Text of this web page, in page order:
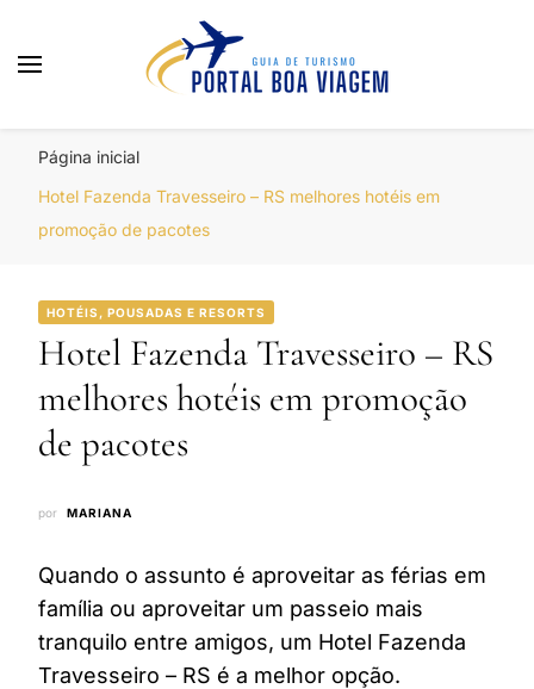
Página inicial
Hotel Fazenda Travesseiro – RS melhores hotéis em
promoção de pacotes
HOTÉIS, POUSADAS E RESORTS
Hotel Fazenda Travesseiro – RS
melhores hotéis em promoção
de pacotes
por MARIANA
Quando o assunto é aproveitar as férias em
família ou aproveitar um passeio mais
tranquilo entre amigos, um Hotel Fazenda
Travesseiro – RS é a melhor opção.